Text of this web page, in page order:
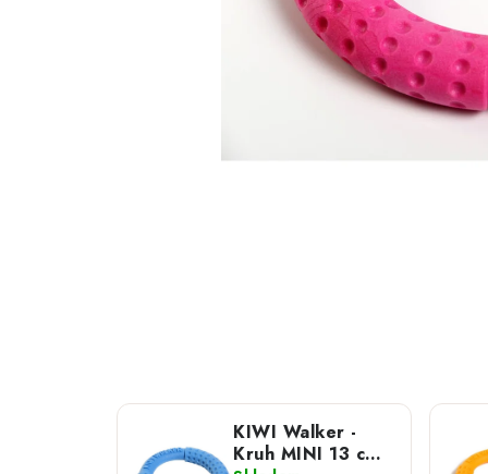
KIWI Walker -
Kruh MINI 13 cm;